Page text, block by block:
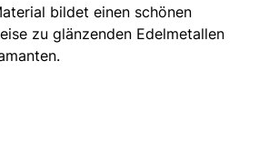
bildet einen schönen
zu glänzenden Edelmetallen